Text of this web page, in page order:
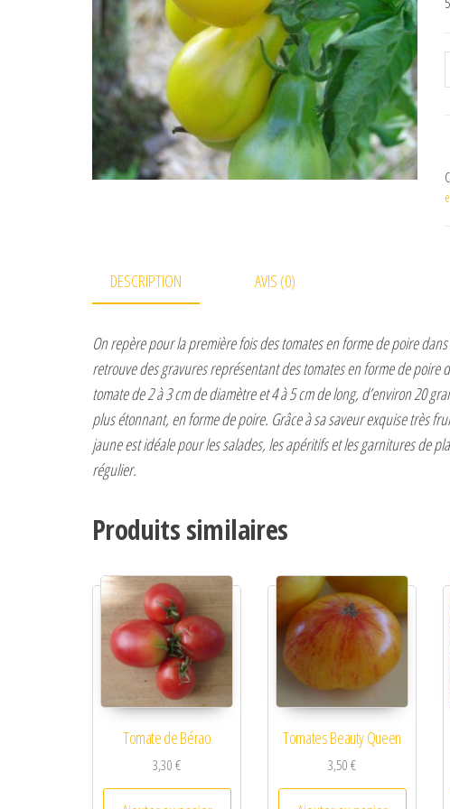
DESCRIPTION AVIS (0)
On repère pour la première fois des tomates en forme de poire
retrouve des gravures représentant des tomates en forme de poire
tomate de 2 à 3 cm de diamètre et 4 à 5 cm de long, d’environ 20
plus étonnant, en forme de poire. Grâce à sa saveur exquise très
jaune est idéale pour les salades, les apéritifs et les garnitures de
régulier.
Produits similaires
Tomate de Bérao
3,30€
Tomates Beauty Queen
3,50€